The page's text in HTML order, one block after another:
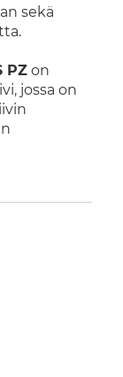
sekä
PZ on
jossa on